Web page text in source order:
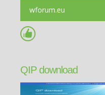
wforum.eu
QIP download